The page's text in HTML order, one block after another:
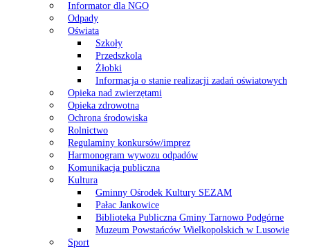
Informator dla NGO
Odpady
Oświata
Szkoły
Przedszkola
Żłobki
Informacja o stanie realizacji zadań oświatowych
Opieka nad zwierzętami
Opieka zdrowotna
Ochrona środowiska
Rolnictwo
Regulaminy konkursów/imprez
Harmonogram wywozu odpadów
Komunikacja publiczna
Kultura
Gminny Ośrodek Kultury SEZAM
Pałac Jankowice
Biblioteka Publiczna Gminy Tarnowo Podgórne
Muzeum Powstańców Wielkopolskich w Lusowie
Sport